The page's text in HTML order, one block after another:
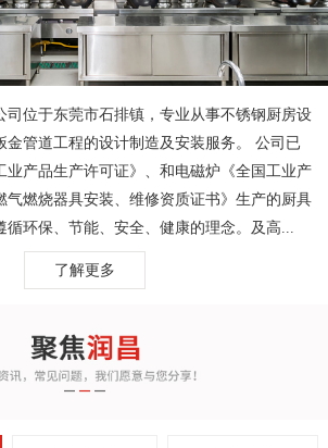
司位于东莞市石排镇，专业从事不锈钢厨房设
金管道工程的设计制造及安装服务。 公司已
业产品生产许可证》、和电磁炉《全国工业产
气燃烧器具安装、维修资质证书》生产的厨具
循环保、节能、安全、健康的理念。及高...
了解更多